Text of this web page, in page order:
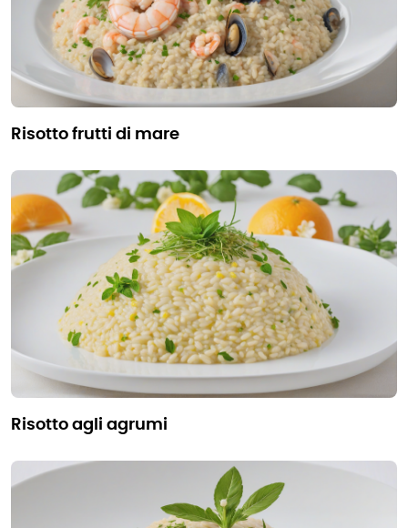
risotto frutti di mare
risotto agli agrumi